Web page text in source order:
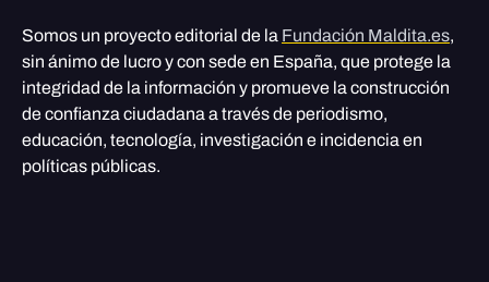
Somos un proyecto editorial de la Fundación Maldita.es,
sin ánimo de lucro y con sede en España, que protege la
integridad de la información y promueve la construcción
de confianza ciudadana a través de periodismo,
educación, tecnología, investigación e incidencia en
políticas públicas.